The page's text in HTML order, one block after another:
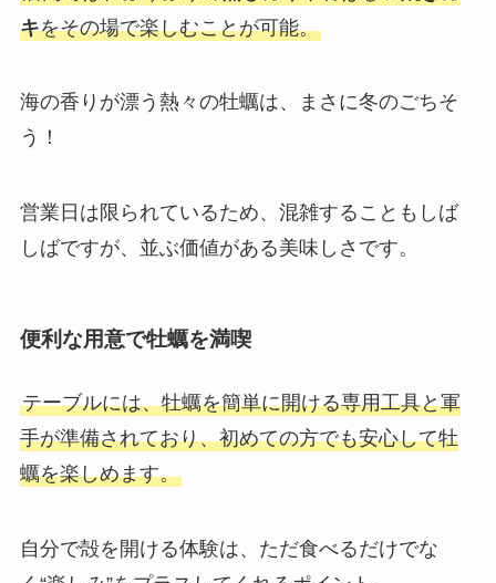
キをその場で楽しむことが可能。
海の香りが漂う熱々の牡蠣は、まさに冬のごちそ
う！
営業日は限られているため、混雑することもしば
しばですが、並ぶ価値がある美味しさです。
便利な用意で牡蠣を満喫
テーブルには、牡蠣を簡単に開ける専用工具と軍
手が準備されており、初めての方でも安心して牡
蠣を楽しめます。
自分で殻を開ける体験は、ただ食べるだけでな